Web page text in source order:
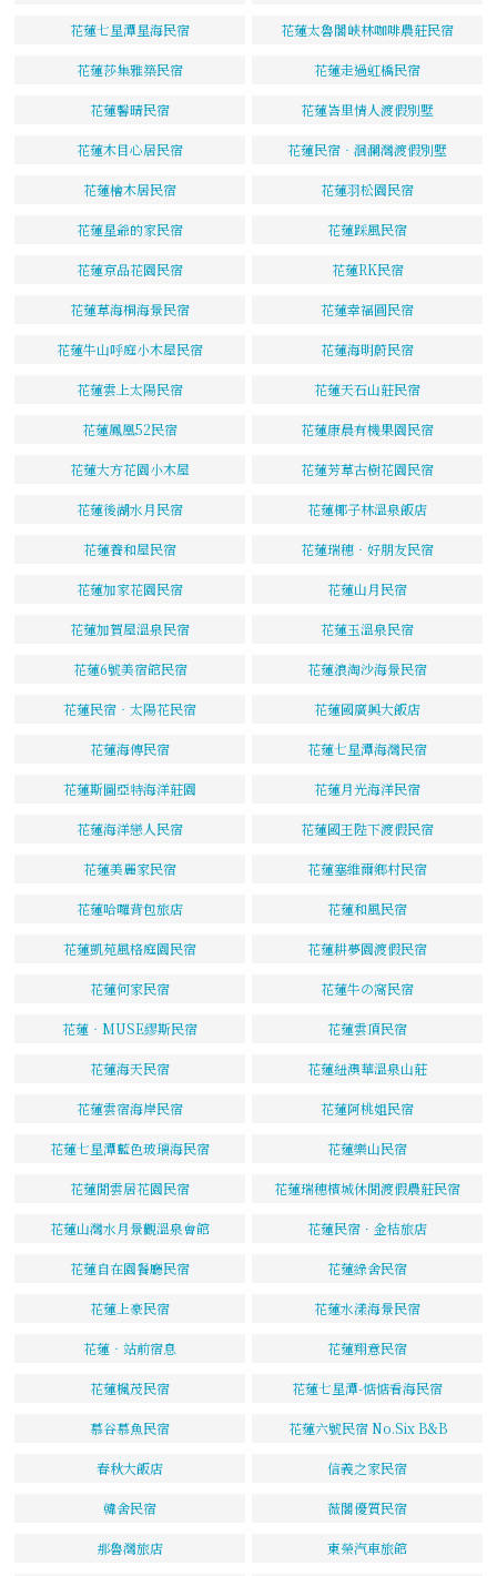
花蓮七星潭星海民宿 花蓮太魯閣峽林咖啡農莊民宿
花蓮莎集雅築民宿 花蓮走過虹橋民宿
花蓮馨晴民宿 花蓮峇里情人渡假別墅
花蓮木目心居民宿 花蓮民宿‧洄瀾灣渡假別墅
花蓮檜木居民宿 花蓮羽松園民宿
花蓮星爺的家民宿 花蓮踩風民宿
花蓮京品花園民宿 花蓮RK民宿
花蓮草海桐海景民宿 花蓮幸福圓民宿
花蓮牛山呼庭小木屋民宿 花蓮海明蔚民宿
花蓮雲上太陽民宿 花蓮天石山莊民宿
花蓮鳳凰52民宿 花蓮康晨有機果園民宿
花蓮大方花園小木屋 花蓮芳草古樹花園民宿
花蓮後湖水月民宿 花蓮椰子林溫泉飯店
花蓮養和屋民宿 花蓮瑞穗‧好朋友民宿
花蓮加家花園民宿 花蓮山月民宿
花蓮加賀屋溫泉民宿 花蓮玉溫泉民宿
花蓮6號美宿館民宿 花蓮浪淘沙海景民宿
花蓮民宿‧太陽花民宿 花蓮國廣興大飯店
花蓮海傳民宿 花蓮七星潭海灣民宿
花蓮斯圖亞特海洋莊園 花蓮月光海洋民宿
花蓮海洋戀人民宿 花蓮國王陛下渡假民宿
花蓮美麗家民宿 花蓮塞維爾鄉村民宿
花蓮哈囉背包旅店 花蓮和風民宿
花蓮凱苑風格庭園民宿 花蓮耕夢園渡假民宿
花蓮何家民宿 花蓮牛の窩民宿
花蓮‧MUSE繆斯民宿 花蓮雲頂民宿
花蓮海天民宿 花蓮紐澳華溫泉山莊
花蓮雲宿海岸民宿 花蓮阿桃姐民宿
花蓮七星潭藍色玻璃海民宿 花蓮樂山民宿
花蓮閒雲居花園民宿 花蓮瑞穗檳城休閒渡假農莊民宿
花蓮山灣水月景觀溫泉會館 花蓮民宿．金桔旅店
花蓮自在園餐廳民宿 花蓮綠舍民宿
花蓮上豪民宿 花蓮水漾海景民宿
花蓮‧站前宿息 花蓮翔意民宿
花蓮楓茂民宿 花蓮七星潭-惦惦看海民宿
慕谷慕魚民宿 花蓮六號民宿 No.Six B&B
春秋大飯店 信義之家民宿
韓舍民宿 薇閣優質民宿
那魯灣旅店 東榮汽車旅館